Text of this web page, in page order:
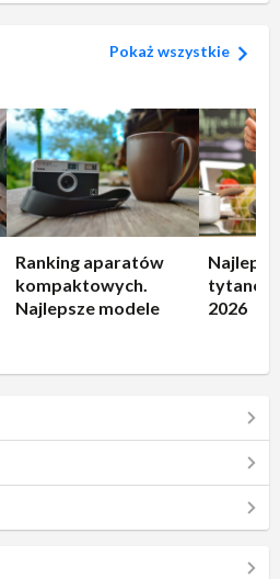
Pokaż wszystkie
Ranking aparatów
kompaktowych.
Najlepsze modele
2026